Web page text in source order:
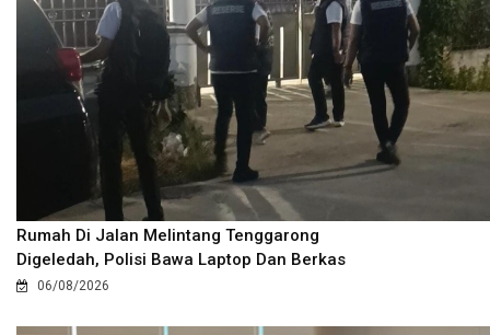
Rumah Di Jalan Melintang Tenggarong
Digeledah, Polisi Bawa Laptop Dan Berkas
06/08/2026